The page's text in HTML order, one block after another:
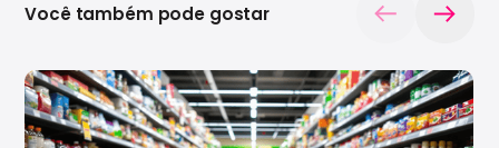
Você também pode gostar